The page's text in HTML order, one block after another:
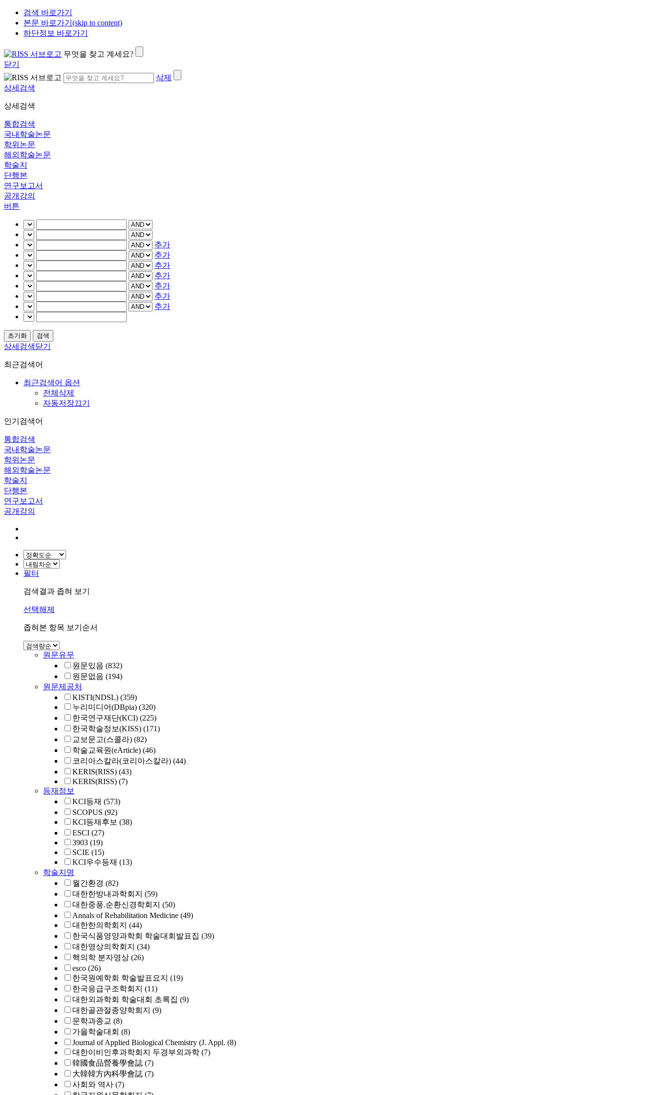
검색 바로가기
본문 바로가기(skip to content)
하단정보 바로가기
무엇을 찾고 계세요?
닫기
삭제
상세검색
상세검색
통합검색
국내학술논문
학위논문
해외학술논문
학술지
단행본
연구보고서
공개강의
버튼
추가
추가
추가
추가
추가
추가
추가
상세검색닫기
최근검색어
최근검색어 옵션
전체삭제
자동저장끄기
인기검색어
통합검색
국내학술논문
학위논문
해외학술논문
학술지
단행본
연구보고서
공개강의
필터
검색결과 좁혀 보기
선택해제
좁혀본 항목 보기순서
원문유무
원문있음 (832)
원문없음 (194)
원문제공처
KISTI(NDSL) (359)
누리미디어(DBpia) (320)
한국연구재단(KCI) (225)
한국학술정보(KISS) (171)
교보문고(스콜라) (82)
학술교육원(eArticle) (46)
코리아스칼라(코리아스칼라) (44)
KERIS(RISS) (43)
KERIS(RISS) (7)
등재정보
KCI등재 (573)
SCOPUS (92)
KCI등재후보 (38)
ESCI (27)
3903 (19)
SCIE (15)
KCI우수등재 (13)
학술지명
월간환경 (82)
대한한방내과학회지 (59)
대한중풍.순환신경학회지 (50)
Annals of Rehabilitation Medicine (49)
대한한의학회지 (44)
한국식품영양과학회 학술대회발표집 (39)
대한영상의학회지 (34)
핵의학 분자영상 (26)
esco (26)
한국원예학회 학술발표요지 (19)
한국응급구조학회지 (11)
대한외과학회 학술대회 초록집 (9)
대한골관절종양학회지 (9)
문학과종교 (8)
가을학술대회 (8)
Journal of Applied Biological Chemistry (J. Appl. (8)
대한이비인후과학회지 두경부외과학 (7)
韓國食品營養學會誌 (7)
大韓韓方內科學會誌 (7)
사회와 역사 (7)